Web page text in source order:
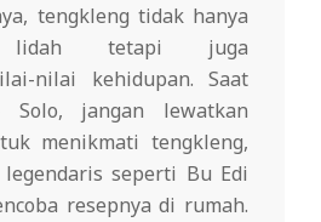
tengkleng tidak hanya
lidah tetapi juga
nilai kehidupan. Saat
Solo, jangan lewatkan
menikmati tengkleng,
seperti Bu Edi
resepnya di rumah.